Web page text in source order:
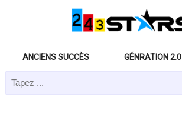
ANCIENS SUCCÈS GÉNRATION 2.0